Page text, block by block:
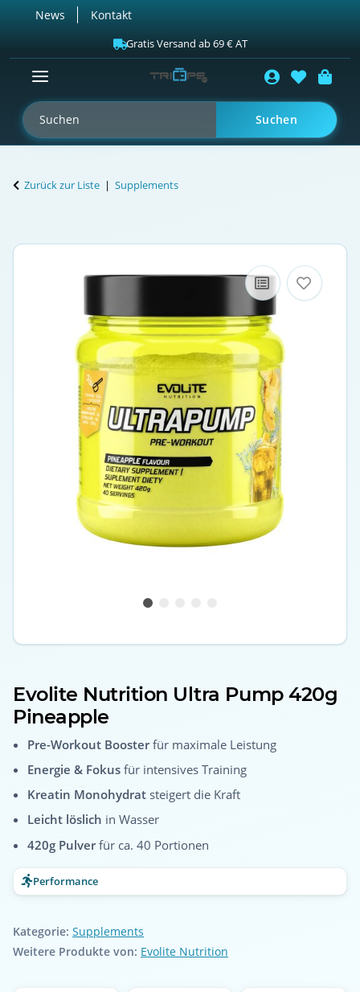
News Kontakt
Gratis Versand ab 69 € AT
Suchen
Zurück zur Liste Supplements
Evolite Nutrition Ultra Pump 420g
Pineapple
Pre-Workout Boosterfür maximale Leistung
Energie & Fokus für intensives Training
Kreatin Monohydrat steigert die Kraft
Leicht löslich in Wasser
420g Pulverfür ca. 40 Portionen
Performance
Kategorie: Supplements
Weitere Produkte von: Evolite Nutrition